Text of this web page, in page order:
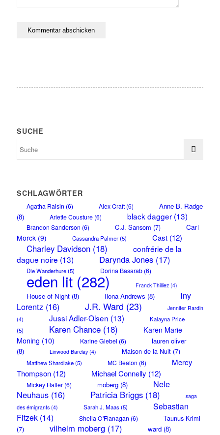
SUCHE
SCHLAGWÖRTER
Agatha Raisin (6) Alex Craft(6)
Anne B. Radge
(8)
Arlette Cousture(6) black dagger(13)
Brandon Sanderson (6) C.J. Sansom (7)
Carl
Morck(9) Cassandra Palmer(5) Cast(12)
Charley Davidson(18)
confrérie de la
dague noire (13) Darynda Jones(17)
Die Wanderhure(5) Dorina Basarab(6)
eden lit(282) Franck Thilliez(4)
House of Night(8) Ilona Andrews (8)
Iny
Lorentz(16) J.R. Ward (23)
Jennifer Rardin
(4)
Jussi Adler-Olsen (13)
Kalayna Price
(5)
Karen Chance(18)
Karen Marie
Moning (10) Karine Giebel (6)
lauren oliver
(8)
Linwood Barclay(4) Maison de la Nuit(7)
Matthew Shardlake(5) MC Beaton (6)
Mercy
Thompson(12) Michael Connelly (12)
Mickey Haller(6) moberg(8)
Nele
Neuhaus(16) Patricia Briggs(18)
saga
des émigrants(4) Sarah J. Maas(5)
Sebastian
Fitzek(14) Sheila O'Flanagan (6)
Taunus Krimi
(7)
vilhelm moberg(17) ward(8)